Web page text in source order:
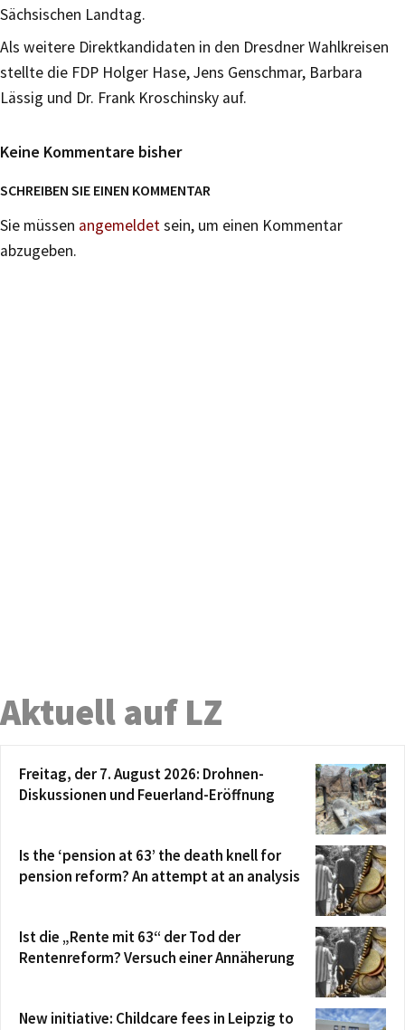
Sächsischen Landtag.
Als weitere Direktkandidaten in den Dresdner Wahlkreisen
stellte die FDP Holger Hase, Jens Genschmar, Barbara
Lässig und Dr. Frank Kroschinsky auf.
Keine Kommentare bisher
SCHREIBEN SIE EINEN KOMMENTAR
Sie müssen angemeldetsein, um einen Kommentar
abzugeben.
Aktuell auf LZ
Freitag, der 7. August 2026: Drohnen-
Diskussionen und Feuerland-Eröffnung
Is the ‘pension at 63’ the death knell for
pension reform? An attempt at an analysis
Ist die „Rente mit 63“ der Tod der
Rentenreform? Versuch einer Annäherung
New initiative: Childcare fees in Leipzig to